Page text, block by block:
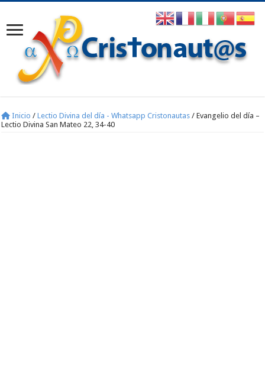
Inicio / Lectio Divina del día - Whatsapp Cristonautas / Evangelio del día –
Lectio Divina San Mateo 22, 34-40